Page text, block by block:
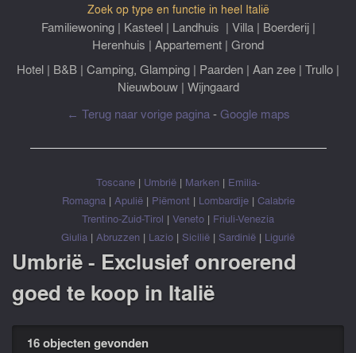
Zoek op type en functie in heel Italië
Familiewoning| Kasteel| Landhuis | Villa| Boerderij|
Herenhuis | Appartement | Grond
Hotel | B&B | Camping, Glamping | Paarden | Aan zee | Trullo |
Nieuwbouw | Wijngaard
← Terug naar vorige pagina-Google maps
Toscane | Umbrië | Marken | Emilia-
Romagna | Apulië| Piëmont| Lombardije| Calabrie
Trentino-Zuid-Tirol | Veneto | Friuli-Venezia
Giulia | Abruzzen | Lazio | Sicilië | Sardinië | Ligurië
Umbrië - Exclusief onroerend
goed te koop in Italië
16 objecten gevonden